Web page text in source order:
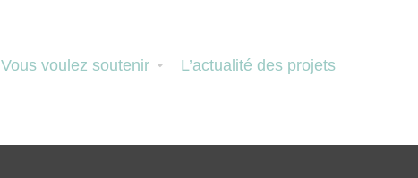
Vous voulez soutenir L’actualité des projets